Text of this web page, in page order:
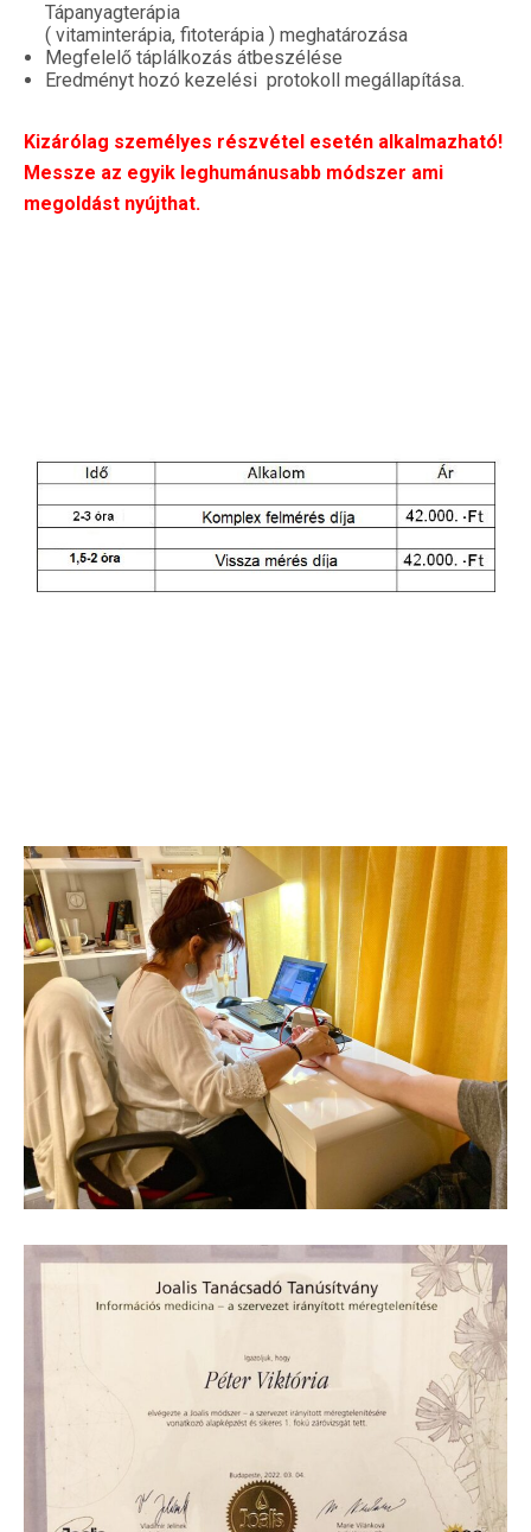
Tápanyagterápia
( vitaminterápia, fitoterápia ) meghatározása
Megfelelő táplálkozás átbeszélése
Eredményt hozó kezelési protokoll megállapítása.
Kizárólag személyes részvétel esetén alkalmazható!
Messze az egyik leghumánusabb módszer ami
megoldást nyújthat.